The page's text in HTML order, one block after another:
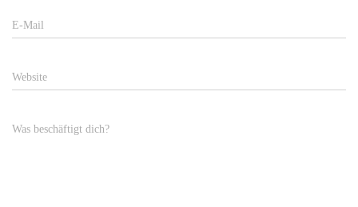
E-Mail
Website
Was beschäftigt dich?